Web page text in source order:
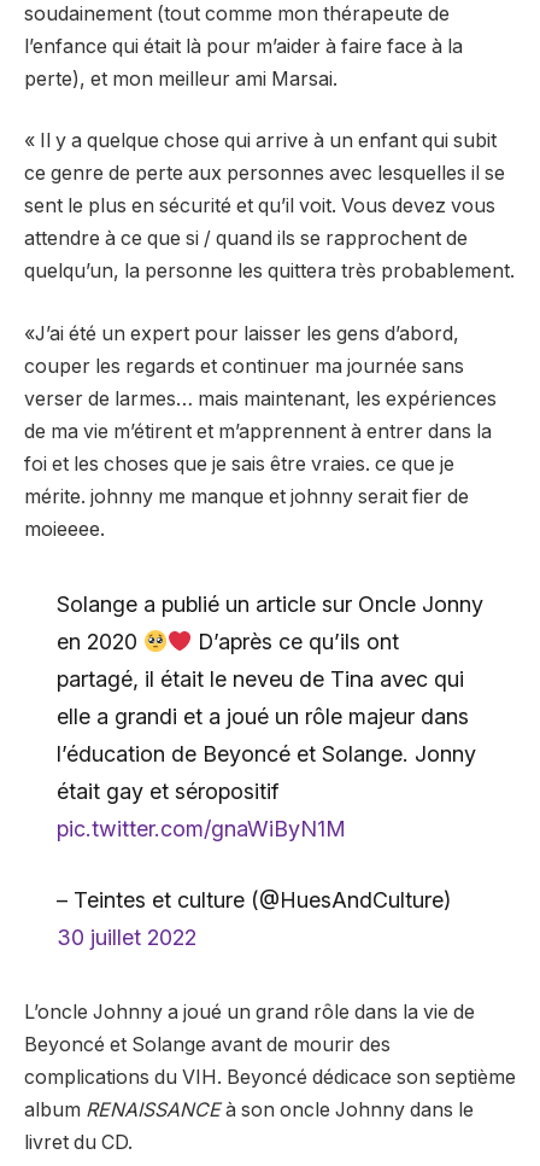
soudainement (tout comme mon thérapeute de
l’enfance qui était là pour m’aider à faire face à la
perte), et mon meilleur ami Marsai.
« Il y a quelque chose qui arrive à un enfant qui subit
ce genre de perte aux personnes avec lesquelles il se
sent le plus en sécurité et qu’il voit. Vous devez vous
attendre à ce que si / quand ils se rapprochent de
quelqu’un, la personne les quittera très probablement.
«J’ai été un expert pour laisser les gens d’abord,
couper les regards et continuer ma journée sans
verser de larmes… mais maintenant, les expériences
de ma vie m’étirent et m’apprennent à entrer dans la
foi et les choses que je sais être vraies. ce que je
mérite. johnny me manque et johnny serait fier de
moieeee.
Solange a publié un article sur Oncle Jonny
en 2020
D’après ce qu’ils ont
partagé, il était le neveu de Tina avec qui
elle a grandi et a joué un rôle majeur dans
l’éducation de Beyoncé et Solange. Jonny
était gay et séropositif
pic.twitter.com/gnaWiByN1M
– Teintes et culture (@HuesAndCulture)
30 juillet 2022
L’oncle Johnny a joué un grand rôle dans la vie de
Beyoncé et Solange avant de mourir des
complications du VIH. Beyoncé dédicace son septième
album RENAISSANCEà son oncle Johnny dans le
livret du CD.